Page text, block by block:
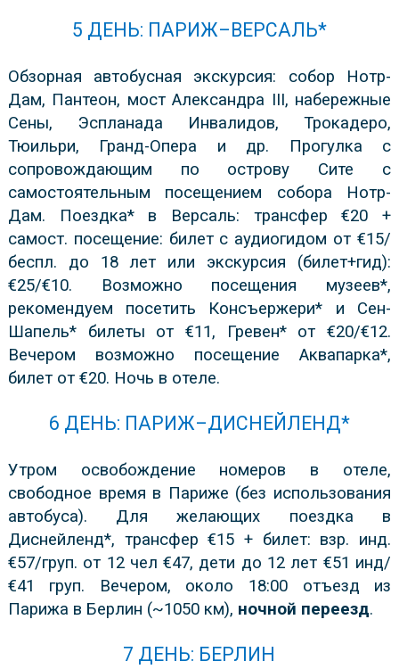
5 ДЕНЬ: ПАРИЖ–ВЕРСАЛЬ*
Обзорная автобусная экскурсия: собор Нотр-
Дам, Пантеон, мост Александра III, набережные
Сены, Эспланада Инвалидов, Трокадеро,
Тюильри, Гранд-Опера и др. Прогулка с
сопровождающим по острову Сите с
самостоятельным посещением собора Нотр-
Дам. Поездка* в Версаль: трансфер €20 +
самост. посещение: билет с аудиогидом от €15/
беспл. до 18 лет или экскурсия (билет+гид):
€25/€10. Возможно посещения музеев*,
рекомендуем посетить Консъержери* и Сен-
Шапель* билеты от €11, Гревен* от €20/€12.
Вечером возможно посещение Аквапарка*,
билет от €20. Ночь в отеле.
6 ДЕНЬ: ПАРИЖ–ДИСНЕЙЛЕНД*
Утром освобождение номеров в отеле,
свободное время в Париже (без использования
автобуса). Для желающих поездка в
Диснейленд*, трансфер €15 + билет: взр. инд.
€57/груп. от 12 чел €47, дети до 12 лет €51 инд/
€41 груп.
Вечером, около 18:00 отъезд из
Парижа в Берлин (~1050 км), ночной переезд.
7 ДЕНЬ: БЕРЛИН